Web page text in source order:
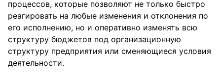
процессов, которые позволяют не только быстро
реагировать на любые изменения и отклонения по
его исполнению, но и оперативно изменять всю
структуру бюджетов под организационную
структуру предприятия или сменяющиеся условия
деятельности.